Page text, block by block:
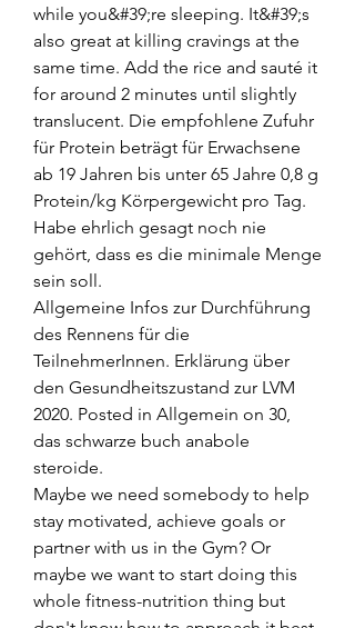
while you&#39;re sleeping. It&#39;s
also great at killing cravings at the
same time. Add the rice and sauté it
for around 2 minutes until slightly
translucent. Die empfohlene Zufuhr
für Protein beträgt für Erwachsene
ab 19 Jahren bis unter 65 Jahre 0,8 g
Protein/kg Körpergewicht pro Tag.
Habe ehrlich gesagt noch nie
gehört, dass es die minimale Menge
sein soll.
Allgemeine Infos zur Durchführung
des Rennens für die
TeilnehmerInnen. Erklärung über
den Gesundheitszustand zur LVM
2020. Posted in Allgemein on 30,
das schwarze buch anabole
steroide.
Maybe we need somebody to help
stay motivated, achieve goals or
partner with us in the Gym? Or
maybe we want to start doing this
whole fitness-nutrition thing but